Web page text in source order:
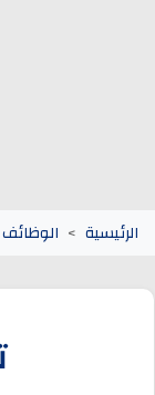
الرئيسية الوظائف